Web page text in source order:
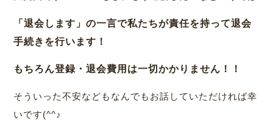
「退会します」の一言で私たちが責任を持って退会
手続きを行います！
もちろん登録・退会費用は一切かかりません！！
そういった不安などもなんでもお話していただければ幸
いです(^^♪